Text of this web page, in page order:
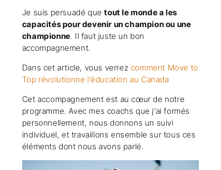
Je suis persuadé quetout le monde a les
capacités pour devenir un champion ou une
championne. Il faut juste un bon
accompagnement.
Dans cet article, vous verrez comment Move to
Top révolutionne l’éducation au Canada
Cet accompagnement est au cœur de notre
programme. Avec mes coachs que j’ai formés
personnellement, nous donnons un suivi
individuel, et travaillons ensemble sur tous ces
éléments dont nous avons parlé.